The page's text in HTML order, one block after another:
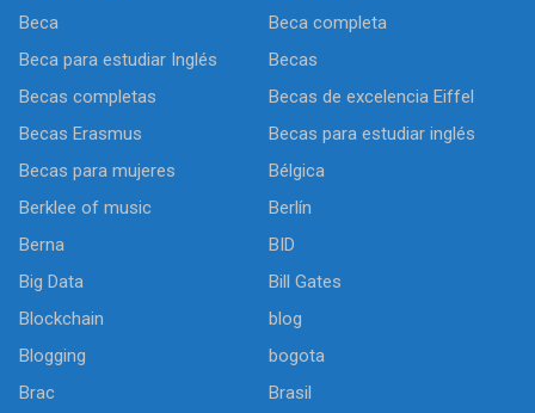
Beca
Beca completa
Beca para estudiar Inglés
Becas
Becas completas
Becas de excelencia Eiffel
Becas Erasmus
Becas para estudiar inglés
Becas para mujeres
Bélgica
Berklee of music
Berlín
Berna
BID
Big Data
Bill Gates
Blockchain
blog
Blogging
bogota
Brac
Brasil